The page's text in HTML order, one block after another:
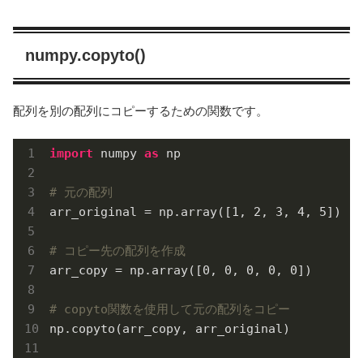
numpy.copyto()
配列を別の配列にコピーするための関数です。
import numpy as np
# 元の配列
arr_original = np.array([1 , 2 , 3 , 4, 5])
# コピー先の配列を作成
arr_copy = np.array([0 , 0 , 0 , 0 , 0])
# copyto関数を使用して元の配列をコピー
np.copyto(arr_copy, arr_original)